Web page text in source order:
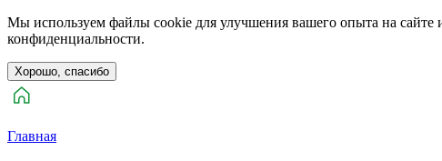
Мы используем файлы cookie для улучшения вашего опыта на сайте
конфиденциальности.
Хорошо, спасибо
Главная